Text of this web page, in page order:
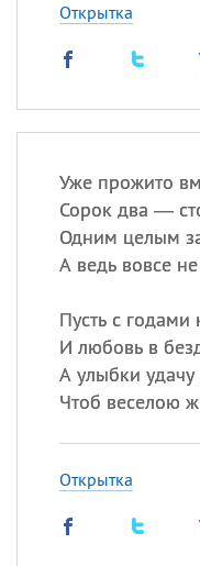
Открытка
Уже прожито
Сорок два —
Одним целым
А ведь вовсе
Пусть с годами
И любовь в
А улыбки удачу
Чтоб веселою
Открытка